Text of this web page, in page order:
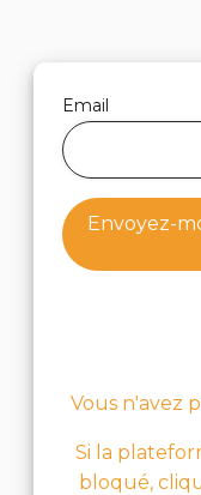
Email
Envoyez-
Vous n'avez
Si la
bloqué,